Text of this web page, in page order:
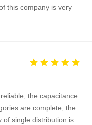
this company is very
the capacitance
are complete, the
of single distribution is